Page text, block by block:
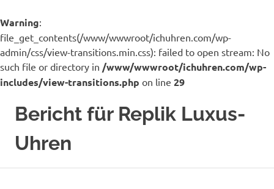
Warning:
file_get_contents(/www/wwwroot/ichuhren.com/wp-
admin/css/view-transitions.min.css): failed to open stream: No
such file or directory in /www/wwwroot/ichuhren.com/wp-
includes/view-transitions.php on line 29
InhaltBericht für Replik Luxus-
Uhren